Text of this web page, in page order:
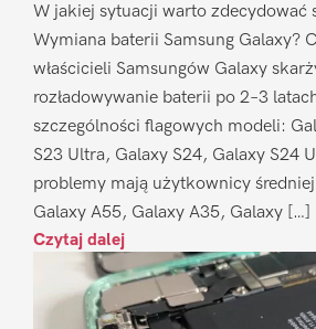
W jakiej sytuacji warto zdecydować
Wymiana baterii Samsung Galaxy?
właścicieli Samsungów Galaxy
rozładowywanie baterii po 2–3
szczególności flagowych modeli:
S23 Ultra, Galaxy S24, Galaxy S24
problemy mają użytkownicy
Galaxy A55, Galaxy A35, Galaxy […]
Czytaj dalej